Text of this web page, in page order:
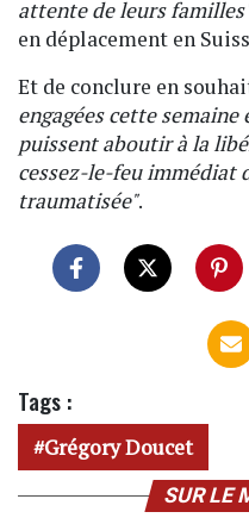
attente de leurs
en déplacement en
Et de conclure en
engagées cette
puissent aboutir à la
cessez-le-feu immédiat
traumatisée".
Tags :
Grégory Doucet
SUR LE